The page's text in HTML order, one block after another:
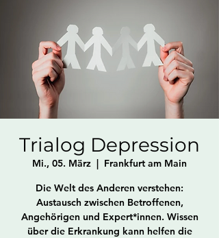
Trialog Depression
Mi., 05. März
  |
Frankfurt am Main
Die Welt des Anderen verstehen:
Austausch zwischen Betroffenen,
Angehörigen und Expert*innen. Wissen
über die Erkrankung kann helfen die